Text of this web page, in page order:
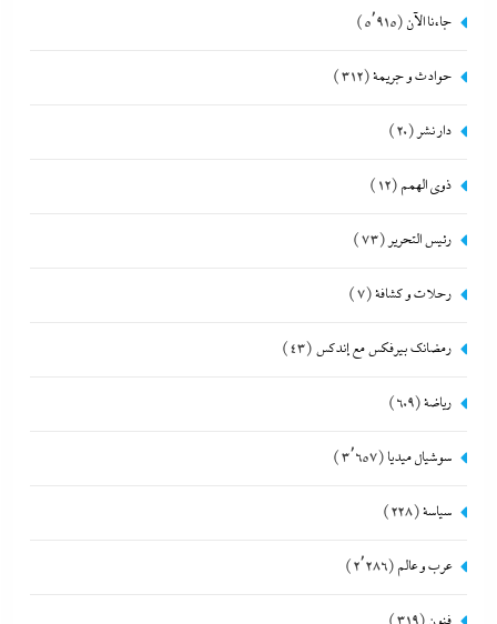
جاءنا الآن (5٬915)
حوادث و جريمة(312)
دار نشر (20)
ذوى الهمم (12)
رئيس التحرير (73)
رحلات و كشافة(7)
رمضانك بيرفكس مع إندكس (43)
رياضة(609)
سوشيال ميديا (3٬657)
سياسة(228)
عرب و عالم (2٬286)